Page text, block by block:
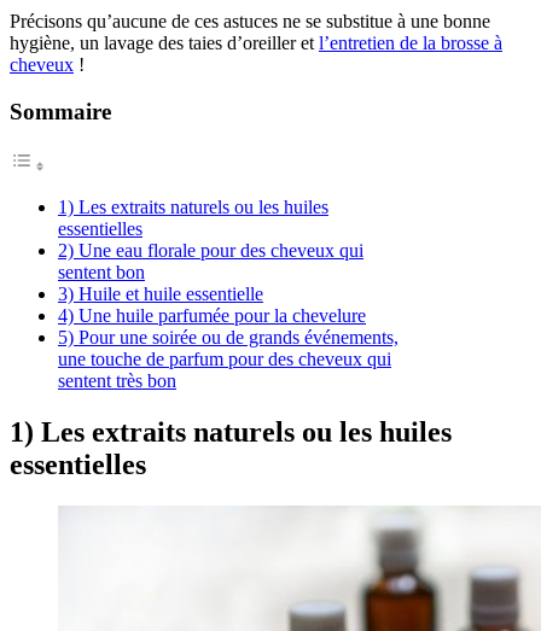
Précisons qu’aucune de ces astuces ne se substitue à une bonne
hygiène, un lavage des taies d’oreiller et l’entretien de la brosse à
cheveux !
Sommaire
1) Les extraits naturels ou les huiles
essentielles
2) Une eau florale pour des cheveux qui
sentent bon
3) Huile et huile essentielle
4) Une huile parfumée pour la chevelure
5) Pour une soirée ou de grands événements,
une touche de parfum pour des cheveux qui
sentent très bon
1) Les extraits naturels ou les huiles
essentielles